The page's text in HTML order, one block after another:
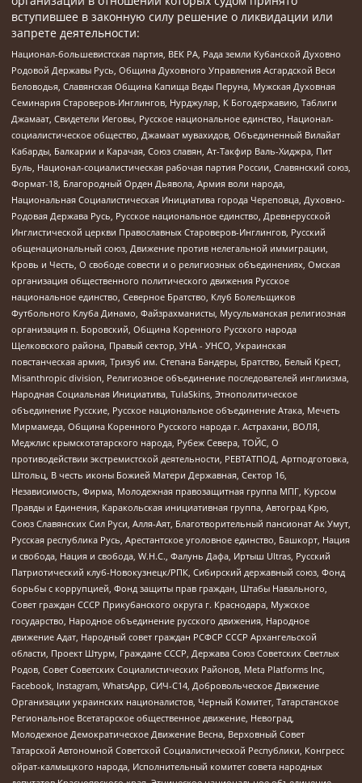
вступившее в законную силу решение о ликвидации или
запрете деятельности:
Национал-большевистская партия, ВЕК РА, Рада земли Кубанской Духовно
Родовой Державы Русь, Община Духовного Управления Асгардской Веси
Беловодья, Славянская Община Капища Веды Перуна, Мужская Духовная
Семинария Староверов-Инглингов, Нурджулар, К Богодержавию, Таблиги
Джамаат, Свидетели Иеговы, Русское национальное единство, Национал-
социалистическое общество, Джамаат мувахидов, Объединенный Вилайат
Кабарды, Балкарии и Карачая, Союз славян, Ат-Такфир Валь-Хиджра, Пит
Буль, Национал-социалистическая рабочая партия России, Славянский союз,
Формат-18, Благородный Орден Дьявола, Армия воли народа,
Национальная Социалистическая Инициатива города Череповца, Духовно-
Родовая Держава Русь, Русское национальное единство, Древнерусской
Инглистической церкви Православных Староверов-Инглингов, Русский
общенациональный союз, Движение против нелегальной иммиграции,
Кровь и Честь, О свободе совести и о религиозных объединениях, Омская
организация общественного политического движения Русское
национальное единство, Северное Братство, Клуб Болельщиков
Футбольного Клуба Динамо, Файзрахманисты, Мусульманская религиозная
организация п. Боровский, Община Коренного Русского народа
Щелковского района, Правый сектор, УНА - УНСО, Украинская
повстанческая армия, Тризуб им. Степана Бандеры, Братство, Белый Крест,
Misanthropic division, Религиозное объединение последователей инглиизма,
Народная Социальная Инициатива, TulaSkins, Этнополитическое
объединение Русские, Русское национальное объединение Атака, Мечеть
Мирмамеда, Община Коренного Русского народа г. Астрахани, ВОЛЯ,
Меджлис крымскотатарского народа, Рубеж Севера, ТОЙС, О
противодействии экстремистской деятельности, РЕВТАТПОД, Артподготовка,
Штольц, В честь иконы Божией Матери Державная, Сектор 16,
Независимость, Фирма, Молодежная правозащитная группа МПГ, Курсом
Правды и Единения, Каракольская инициативная группа, Автоград Крю,
Союз Славянских Сил Руси, Алля-Аят, Благотворительный пансионат Ак Умут,
Русская республика Русь, Арестантское уголовное единство, Башкорт, Нация
и свобода, Нация и свобода, W.H.С., Фалунь Дафа, Иртыш Ultras, Русский
Патриотический клуб-Новокузнецк/РПК, Сибирский державный союз, Фонд
борьбы с коррупцией, Фонд защиты прав граждан, Штабы Навального,
Совет граждан СССР Прикубанского округа г. Краснодара, Мужское
государство, Народное объединение русского движения, Народное
движение Адат, Народный совет граждан РСФСР СССР Архангельской
области, Проект Штурм, Граждане СССР, Держава Союз Советских Светлых
Родов, Совет Советских Социалистических Районов, Meta Platforms Inc,
Facebook, Instagram, WhatsApp, СИЧ-С14, Добровольческое Движение
Организации украинских националистов, Черный Комитет, Татарстанское
Региональное Всетатарское общественное движение, Невоград,
Молодежное Демократическое Движение Весна, Верховный Совет
Татарской Автономной Советской Социалистической Республики, Конгресс
ойрат-калмыцкого народа, Исполнительный комитет совета народных